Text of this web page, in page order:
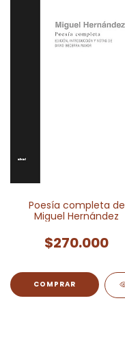
Poesía completa de
Miguel Hernández
$270.000